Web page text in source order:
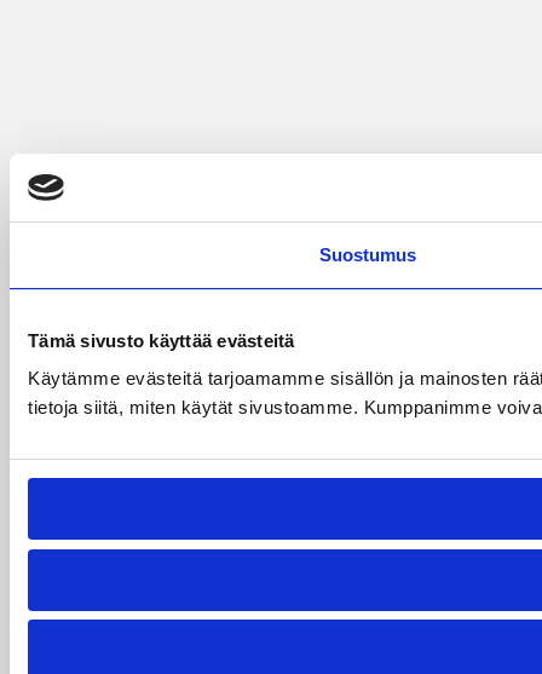
Suostumus
Tämä sivusto käyttää evästeitä
Käytämme evästeitä tarjoamamme sisällön ja mainosten
tietoja siitä, miten käytät sivustoamme. Kumppanimme